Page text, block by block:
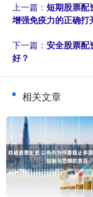
上一篇： 短期股票配
增强免疫力的正确打
下一篇： 安全股票配
好？
相关文章